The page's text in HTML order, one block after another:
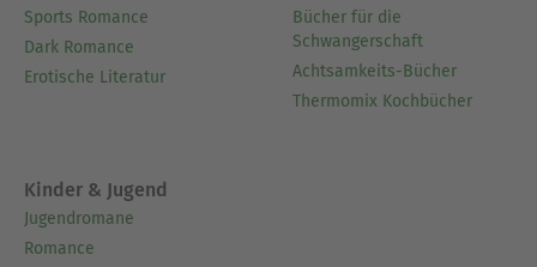
Sports Romance
Dark Romance
Erotische Literatur
Bücher für die
Schwangerschaft
Achtsamkeits-Bücher
Thermomix Kochbücher
Kinder & Jugend
Jugendromane
Romance